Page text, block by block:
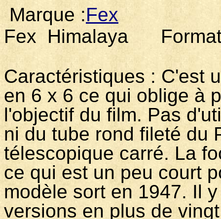
Marque :Fex
Fex Himalaya Format
Caractéristiques : C'est
en 6 x 6 ce qui oblige à
l'objectif du film. Pas
ni du tube rond fileté du
télescopique carré. La
ce qui est un peu court
modèle sort en 1947. Il
versions en plus de